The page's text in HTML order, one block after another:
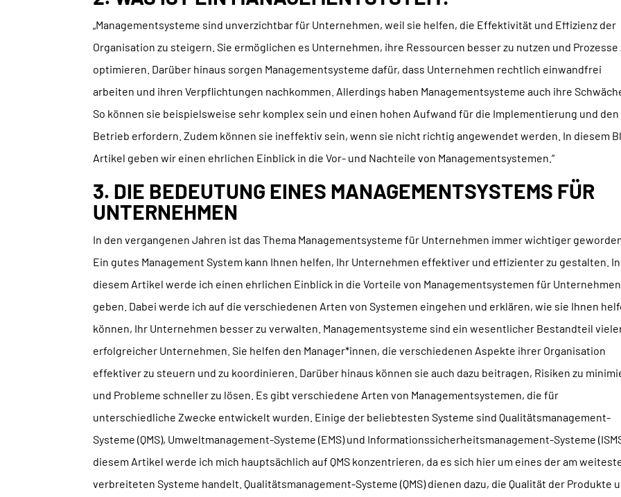
„Managementsysteme sind unverzichtbar für Unternehmen, weil sie helfen, die Effektivität und Effizienz der
Organisation zu steigern. Sie ermöglichen es Unternehmen, ihre Ressourcen besser zu nutzen und Prozesse
optimieren. Darüber hinaus sorgen Managementsysteme dafür, dass Unternehmen rechtlich einwandfrei
arbeiten und ihren Verpflichtungen nachkommen. Allerdings haben Managementsysteme auch ihre
So können sie beispielsweise sehr komplex sein und einen hohen Aufwand für die Implementierung und den
Betrieb erfordern. Zudem können sie ineffektiv sein, wenn sie nicht richtig angewendet werden. In diesem
Artikel geben wir einen ehrlichen Einblick in die Vor- und Nachteile von Managementsystemen.“
3. DIE BEDEUTUNG EINES MANAGEMENTSYSTEMS FÜR
UNTERNEHMEN
In den vergangenen Jahren ist das Thema Managementsysteme für Unternehmen immer wichtiger
Ein gutes Management System kann Ihnen helfen, Ihr Unternehmen effektiver und effizienter zu gestalten. In
diesem Artikel werde ich einen ehrlichen Einblick in die Vorteile von Managementsystemen für Unternehmen
geben. Dabei werde ich auf die verschiedenen Arten von Systemen eingehen und erklären, wie sie Ihnen
können, Ihr Unternehmen besser zu verwalten. Managementsysteme sind ein wesentlicher Bestandteil
erfolgreicher Unternehmen. Sie helfen den Manager*innen, die verschiedenen Aspekte ihrer Organisation
effektiver zu steuern und zu koordinieren. Darüber hinaus können sie auch dazu beitragen, Risiken zu
und Probleme schneller zu lösen. Es gibt verschiedene Arten von Managementsystemen, die für
unterschiedliche Zwecke entwickelt wurden. Einige der beliebtesten Systeme sind Qualitätsmanagement-
Systeme (QMS), Umweltmanagement-Systeme (EMS) und Informationssicherheitsmanagement-Systeme
diesem Artikel werde ich mich hauptsächlich auf QMS konzentrieren, da es sich hier um eines der am
verbreiteten Systeme handelt. Qualitätsmanagement-Systeme (QMS) dienen dazu, die Qualität der Produkte